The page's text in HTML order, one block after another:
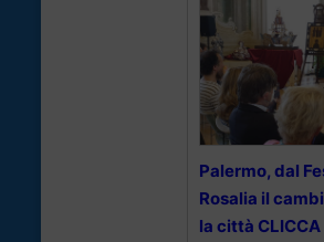
Palermo, dal
Rosalia il
la città CLICCA